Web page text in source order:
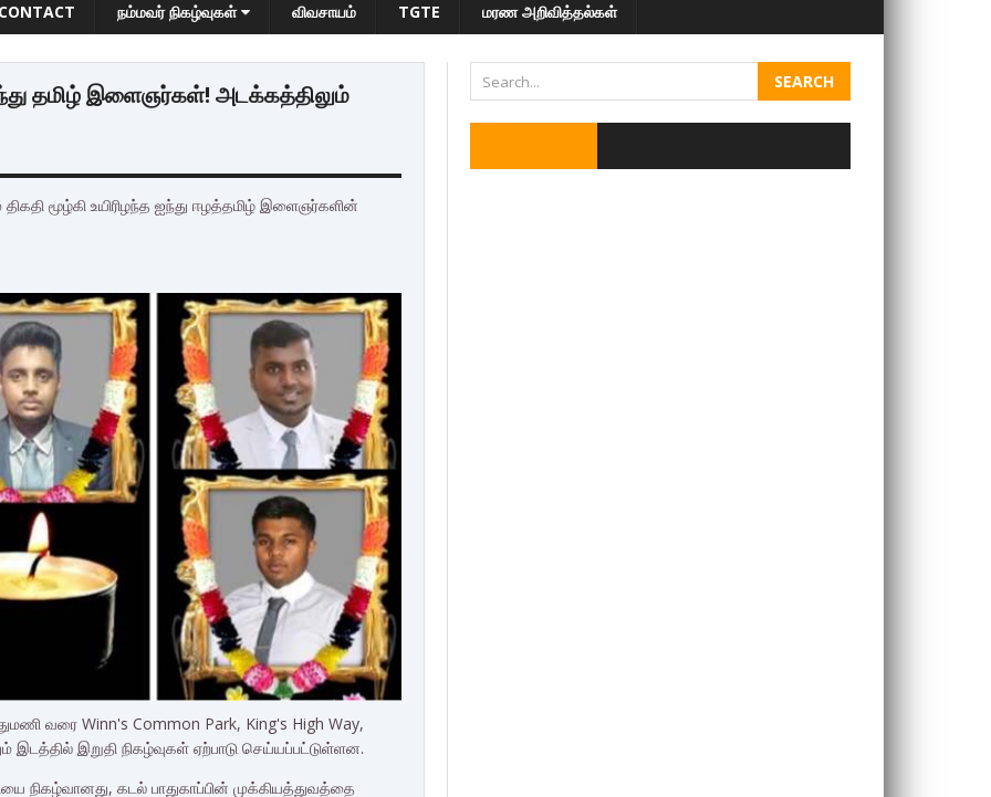
CONTACT நம்மவர் நிகழ்வுகள் விவசாயம் TGTE மரண அறிவித்தல்கள்
தமிழ் இளைஞர்கள்! அடக்கத்திலும்
மூழ்கி உயிரிழந்த ஐந்து ஈழத்தமிழ் இளைஞர்களின்
வரை Winn's Common Park, King's High Way,
இறுதி நிகழ்வுகள் ஏற்பாடு செய்யப்பட்டுள்ளன.
நிகழ்வானது, கடல் பாதுகாப்பின் முக்கியத்துவத்தை